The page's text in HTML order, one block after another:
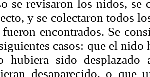
se revisaron los nidos, se
y se colectaron todos
fueron encontrados. Se
casos: que el nido
hubiera sido
desaparecido, o que